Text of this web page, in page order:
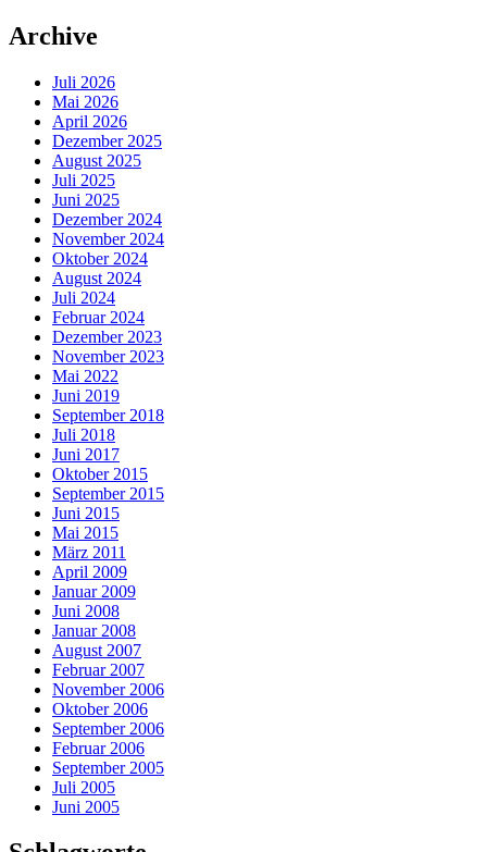
Archive
Juli 2026
Mai 2026
April 2026
Dezember 2025
August 2025
Juli 2025
Juni 2025
Dezember 2024
November 2024
Oktober 2024
August 2024
Juli 2024
Februar 2024
Dezember 2023
November 2023
Mai 2022
Juni 2019
September 2018
Juli 2018
Juni 2017
Oktober 2015
September 2015
Juni 2015
Mai 2015
März 2011
April 2009
Januar 2009
Juni 2008
Januar 2008
August 2007
Februar 2007
November 2006
Oktober 2006
September 2006
Februar 2006
September 2005
Juli 2005
Juni 2005